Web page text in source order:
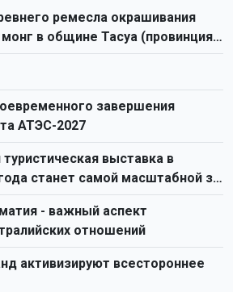
ремесла окрашивания
в общине Тасуа (провинция
завершения
АТЭС-2027
выставка в
станет самой масштабной за
- важный аспект
отношений
активизируют всестороннее